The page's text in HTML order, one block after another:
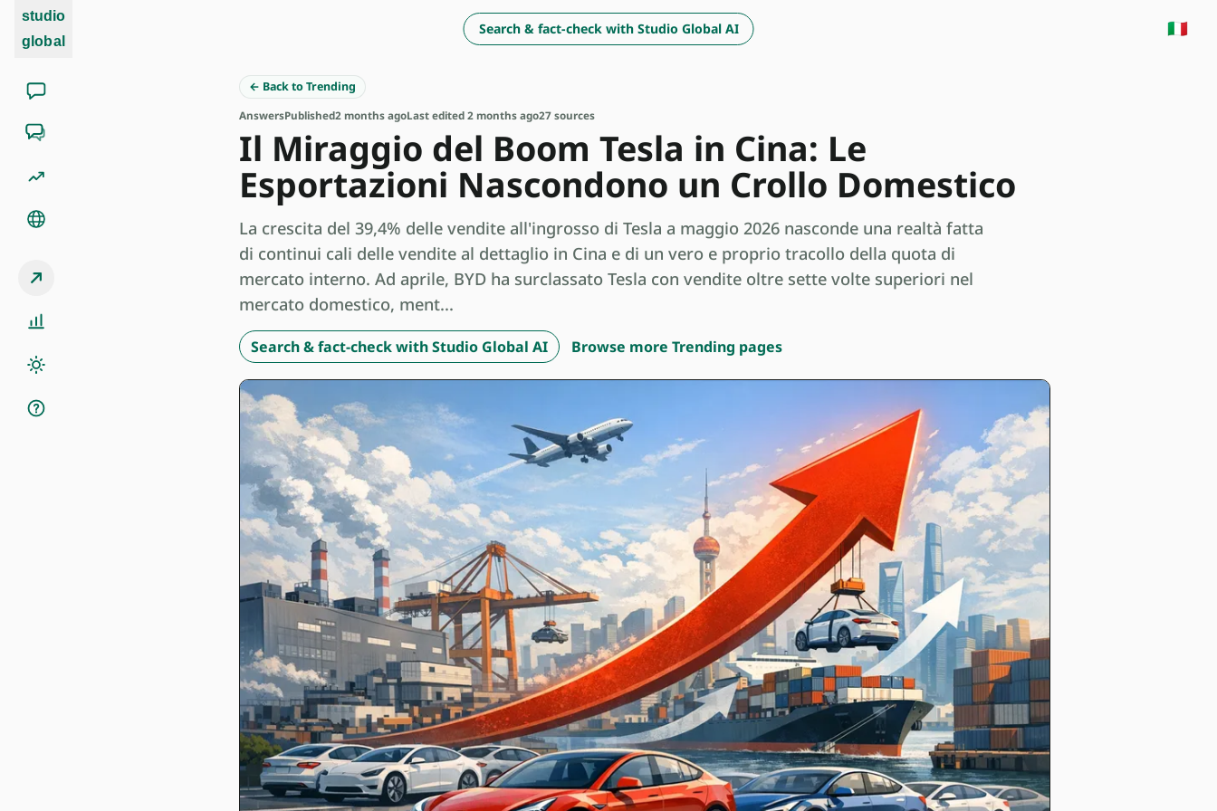
studio
global
Search & fact-check with Studio Global AI 🇮🇹
← Back to Trending
AnswersPublished2 months agoLast edited 2 months ago27 sources
Il Miraggio del Boom Tesla in Cina: Le
Esportazioni Nascondono un Crollo Domestico
La crescita del 39,4% delle vendite all'ingrosso di Tesla a maggio 2026 nasconde una realtà fatta
di continui cali delle vendite al dettaglio in Cina e di un vero e proprio tracollo della quota di
mercato interno. Ad aprile, BYD ha surclassato Tesla con vendite oltre sette volte superiori nel
mercato domestico, ment...
Search & fact-check with Studio Global AI Browse more Trending pages